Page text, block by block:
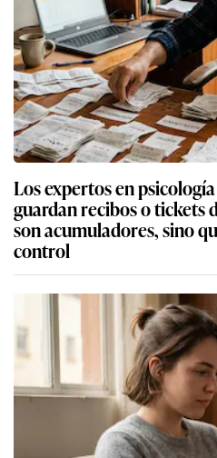
Los expertos en
guardan recibos o tickets
son acumuladores, sino
control